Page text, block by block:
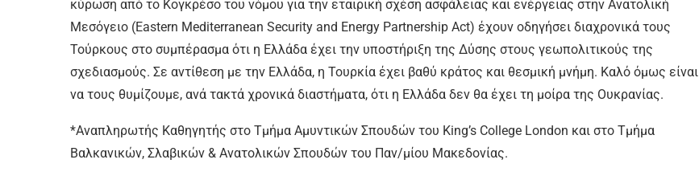
κύρωση από το Κογκρέσο του νόμου για την εταιρική σχέση ασφάλειας και ενέργειας στην Ανατολική
Μεσόγειο (Eastern Mediterranean Security and Energy Partnership Act) έχουν οδηγήσει διαχρονικά τους
Τούρκους στο συμπέρασμα ότι η Ελλάδα έχει την υποστήριξη της Δύσης στους γεωπολιτικούς της
σχεδιασμούς. Σε αντίθεση με την Ελλάδα, η Τουρκία έχει βαθύ κράτος και θεσμική μνήμη. Καλό όμως είναι
να τους θυμίζουμε, ανά τακτά χρονικά διαστήματα, ότι η Ελλάδα δεν θα έχει τη μοίρα της Ουκρανίας.
*Αναπληρωτής Καθηγητής στο Τμήμα Αμυντικών Σπουδών του King’s College London και στο Τμήμα
Βαλκανικών, Σλαβικών & Ανατολικών Σπουδών του Παν/μίου Μακεδονίας.